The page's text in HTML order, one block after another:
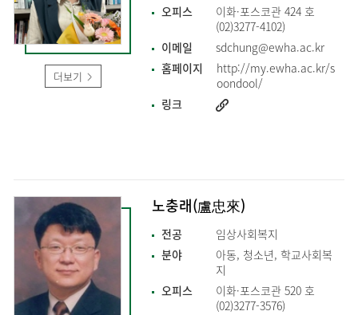
더보기
오피스
이화·포스코관 424 호
(02)3277-4102)
이메일
sdchung@ewha.ac.kr
홈페이지
http://my.ewha.ac.kr/s
oondool/
링크
노충래(盧忠來)
전공
임상사회복지
분야
아동, 청소년, 학교사회복
지
오피스
이화·포스코관 520 호
(02)3277-3576)